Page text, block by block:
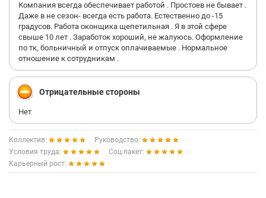
Компания всегда обеспечивает работой . Простоев не бывает .
Даже в не сезон- всегда есть работа. Естественно до -15
градусов. Работа оконщика щепетильная . Я в этой сфере
свыше 10 лет . Заработок хороший, не жалуюсь. Оформление
по тк, больничный и отпуск оплачиваемые . Нормальное
отношение к сотрудникам .
Отрицательные стороны
Нет
Коллектив:
Руководство:
Условия труда:
Соц.пакет:
Карьерный рост: